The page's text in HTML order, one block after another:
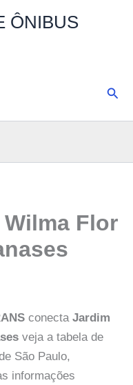
ÔNIBUS
Flor
conecta Jardim
veja a tabela de
São Paulo,
informações